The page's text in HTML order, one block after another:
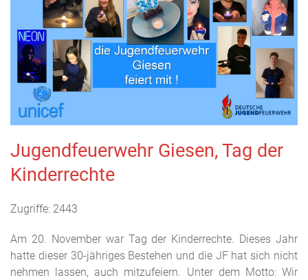
Jugendfeuerwehr Giesen, Tag der
Kinderrechte
Zugriffe: 2443
Am 20. November war Tag der Kinderrechte. Dieses Jahr
hatte dieser 30-jähriges Bestehen und die JF hat sich nicht
nehmen lassen, auch mitzufeiern. Unter dem Motto: Wir